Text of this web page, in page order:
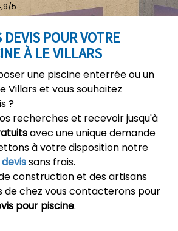
DEVIS POUR VOTRE
À LE VILLARS
une piscine enterrée ou un
Villars et vous souhaitez
?
recherches et recevoir jusqu'à
avec une unique demande
à votre disposition notre
sans frais.
construction et des artisans
de chez vous contacterons pour
pour piscine.
/5